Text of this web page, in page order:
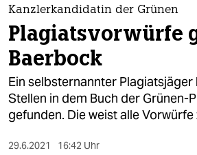
themen
politik
öko
gesellschaft
Kanzlerkandidatin der Grünen
Plagiatsvorwürfe
Baerbock
Ein selbsternannter
Stellen in dem Buch der Grünen-
gefunden. Die weist alle Vorwürfe
29.6.2021 16:42 Uhr